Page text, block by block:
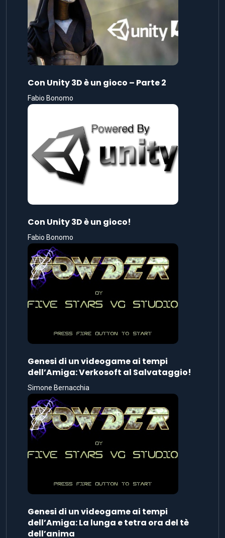
Con Unity 3D è un gioco – Parte 2
Fabio Bonomo
Con Unity 3D è un gioco!
Fabio Bonomo
Genesi di un videogame ai tempi
dell’Amiga: Verkosoft al Salvataggio!
Simone Bernacchia
Genesi di un videogame ai tempi
dell’Amiga: La lunga e tetra ora del tè
dell’anima